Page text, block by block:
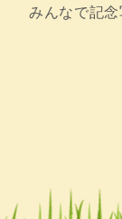
みんなで記